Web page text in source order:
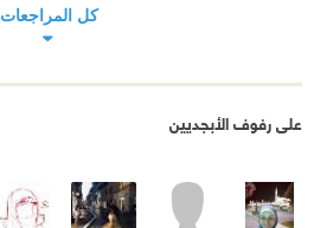
كل المراجعات
على رفوف الأبجديين